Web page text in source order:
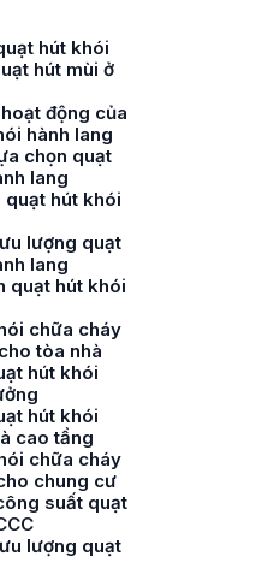
hút khói
hút mùi ở
động của
hành lang
chọn quạt
lang
quạt hút khói
lượng quạt
lang
quạt hút khói
chữa cháy
tòa nhà
hút khói
hút khói
cao tầng
chữa cháy
chung cư
suất quạt
lượng quạt